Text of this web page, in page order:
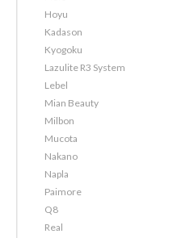
Hoyu
Kadason
Kyogoku
Lazulite R3 System
Lebel
Mian Beauty
Milbon
Mucota
Nakano
Napla
Paimore
Q8
Real